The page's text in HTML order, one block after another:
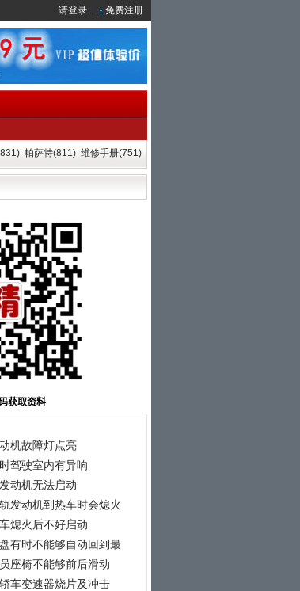
请登录 免费注册
帕萨特(811) 维修手册(751)
机故障灯点亮
驾驶室内有异响
动机无法启动
发动机到热车时会熄火
熄火后不好启动
有时不能够自动回到最
座椅不能够前后滑动
车变速器烧片及冲击